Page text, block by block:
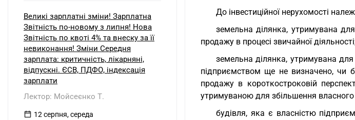
До інвестиційної нерухомості
земельна ділянка, утримувана
продажу в процесі звичайної
земельна ділянка, утримувана
підприємством ще не визначено, чи
продажу в короткостроковій
утримуваною для збільшення власного
будівля, яка є власністю
Великі зарплатні зміни! Зарплатна
Звітність по-новому з липня! Нова
Звітність по квоті 4% та внеску за її
невиконання! Зміни Середня
зарплата: критичність, лікарняні,
відпускні. ЄСВ, ПДФО, індексація
зарплати
Лектор: Мойсеєнко Т.
12 серпня, середа